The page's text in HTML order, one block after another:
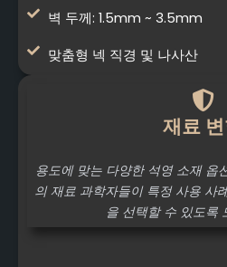
벽 두께: 1.5mm ~ 3.5mm
맞춤형 넥 직경 및 나사산
재료
용도에 맞는 다양한 석영 소재 옵
의 재료 과학자들이 특정 사용 사
을 선택할 수 있도록